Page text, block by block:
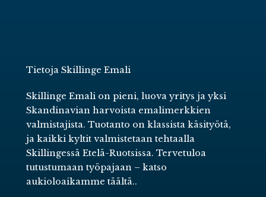
Tietoja Skillinge Emali
Skillinge Emali on pieni, luova yritys ja yksi
Skandinavian harvoista emalimerkkien
valmistajista. Tuotanto on klassista käsityötä,
ja kaikki kyltit valmistetaan tehtaalla
Skillingessä Etelä-Ruotsissa. Tervetuloa
tutustumaan työpajaan – katso
aukioloaikamme täältä..